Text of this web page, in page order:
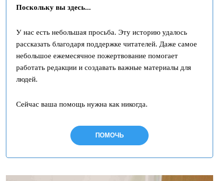
Поскольку вы здесь...
У нас есть небольшая просьба. Эту историю удалось
рассказать благодаря поддержке читателей. Даже самое
небольшое ежемесячное пожертвование помогает
работать редакции и создавать важные материалы для
людей.
Сейчас ваша помощь нужна как никогда.
ПОМОЧЬ